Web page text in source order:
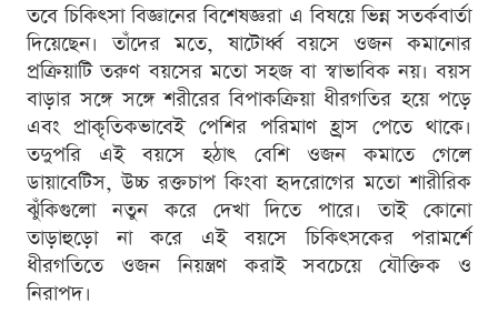
তবে চিকিৎসা বিজ্ঞানের বিশেষজ্ঞরা এ বিষয়ে ভিন্ন সতর্কবার্তা
দিয়েছেন। তাঁদের মতে, ষাটোর্ধ্ব বয়সে ওজন কমানোর
প্রক্রিয়াটি তরুণ বয়সের মতো সহজ বা স্বাভাবিক নয়। বয়স
বাড়ার সঙ্গে সঙ্গে শরীরের বিপাকক্রিয়া ধীরগতির হয়ে পড়ে
এবং প্রাকৃতিকভাবেই পেশির পরিমাণ হ্রাস পেতে থাকে।
তদুপরি এই বয়সে হঠাৎ বেশি ওজন কমাতে গেলে
ডায়াবেটিস, উচ্চ রক্তচাপ কিংবা হৃদরোগের মতো শারীরিক
ঝুঁকিগুলো নতুন করে দেখা দিতে পারে। তাই কোনো
তাড়াহুড়ো না করে এই বয়সে চিকিৎসকের পরামর্শে
ধীরগতিতে ওজন নিয়ন্ত্রণ করাই সবচেয়ে যৌক্তিক ও
নিরাপদ।